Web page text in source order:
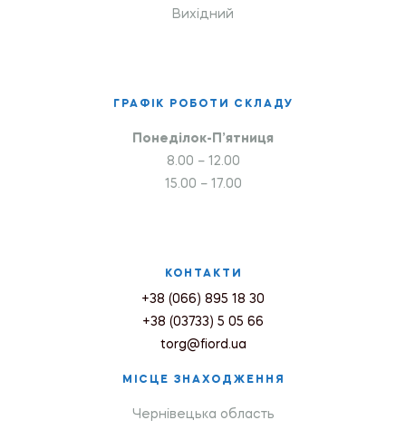
Вихідний
ГРАФІК РОБОТИ СКЛАДУ
Понеділок-П’ятниця
8.00 – 12.00
15.00 – 17.00
КОНТАКТИ
+38 (066) 895 18 30
+38 (03733) 5 05 66
torg@fiord.ua
МІСЦЕ ЗНАХОДЖЕННЯ
Чернівецька область